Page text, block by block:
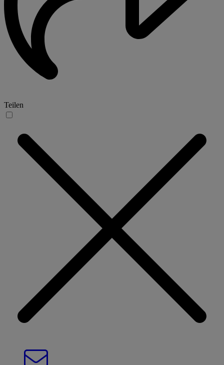
Teilen